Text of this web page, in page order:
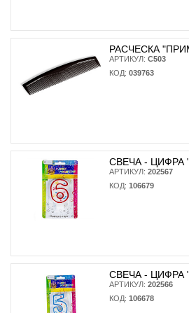
РАСЧЕСКА
АРТИКУЛ: С503
КОД: 039763
СВЕЧА - ЦИФРА
АРТИКУЛ: 202567
КОД: 106679
СВЕЧА - ЦИФРА
АРТИКУЛ: 202566
КОД: 106678